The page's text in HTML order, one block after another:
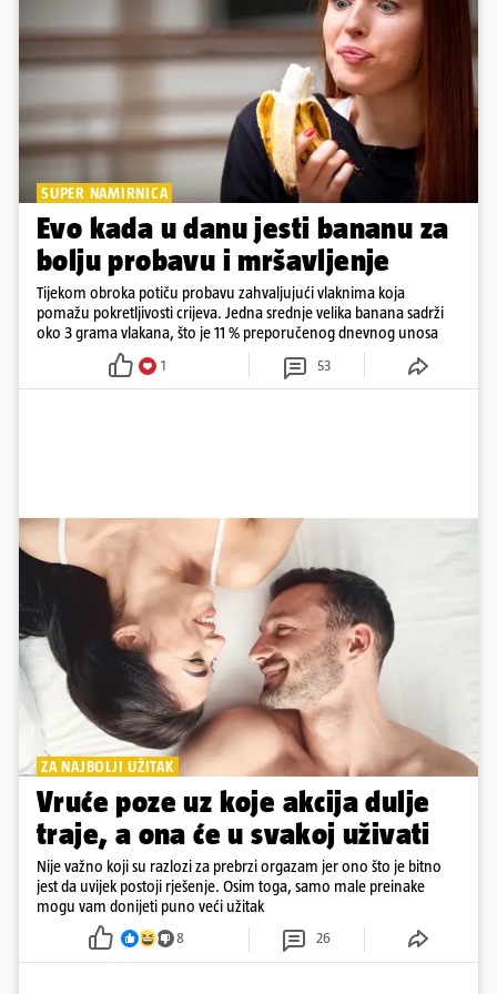
SUPER NAMIRNICA
Evo kada u danu jesti bananu za
bolju probavu i mršavljenje
Tijekom obroka potiču probavu zahvaljujući vlaknima koja
pomažu pokretljivosti crijeva. Jedna srednje velika banana sadrži
oko 3 grama vlakana, što je 11 % preporučenog dnevnog unosa
1 53
ZA NAJBOLJI UŽITAK
Vruće poze uz koje akcija dulje
traje, a ona će u svakoj uživati
Nije važno koji su razlozi za prebrzi orgazam jer ono što je bitno
jest da uvijek postoji rješenje. Osim toga, samo male preinake
mogu vam donijeti puno veći užitak
8 26